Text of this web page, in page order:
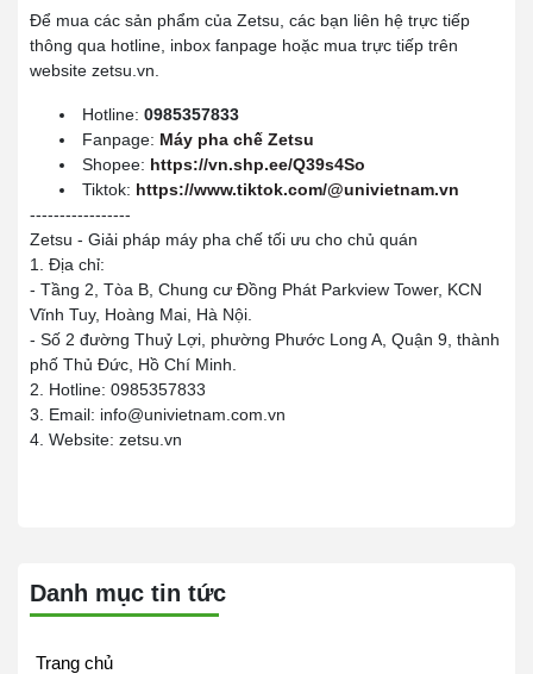
Để mua các sản phẩm của Zetsu, các bạn liên hệ trực tiếp
thông qua hotline, inbox fanpage hoặc mua trực tiếp trên
website zetsu.vn.
Hotline: 0985357833
Fanpage: Máy pha chế Zetsu
Shopee: https://vn.shp.ee/Q39s4So
Tiktok: https://www.tiktok.com/@univietnam.vn
-----------------
Zetsu - Giải pháp máy pha chế tối ưu cho chủ quán
1. Địa chỉ:
- Tầng 2, Tòa B, Chung cư Đồng Phát Parkview Tower, KCN
Vĩnh Tuy, Hoàng Mai, Hà Nội.
- Số 2 đường Thuỷ Lợi, phường Phước Long A, Quận 9, thành
phố Thủ Đức, Hồ Chí Minh.
2. Hotline: 0985357833
3. Email: info@univietnam.com.vn
4. Website: zetsu.vn
Danh mục tin tức
Trang chủ